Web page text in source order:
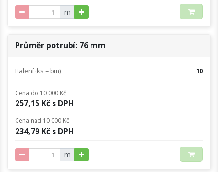
m
Průměr potrubí: 76 mm
Balení (ks = bm) 10
Cena do 10 000 Kč
257,15 Kč s DPH
Cena nad 10 000 Kč
234,79 Kč s DPH
m